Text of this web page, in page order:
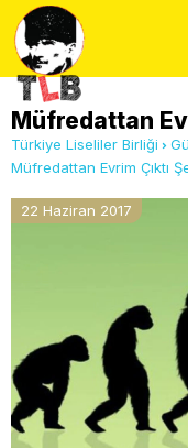
Müfredattan
Türkiye Liseliler Birliği
Müfredattan Evrim Çıktı
22 Haziran 2017